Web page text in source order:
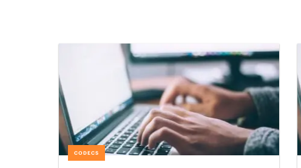
CODECS